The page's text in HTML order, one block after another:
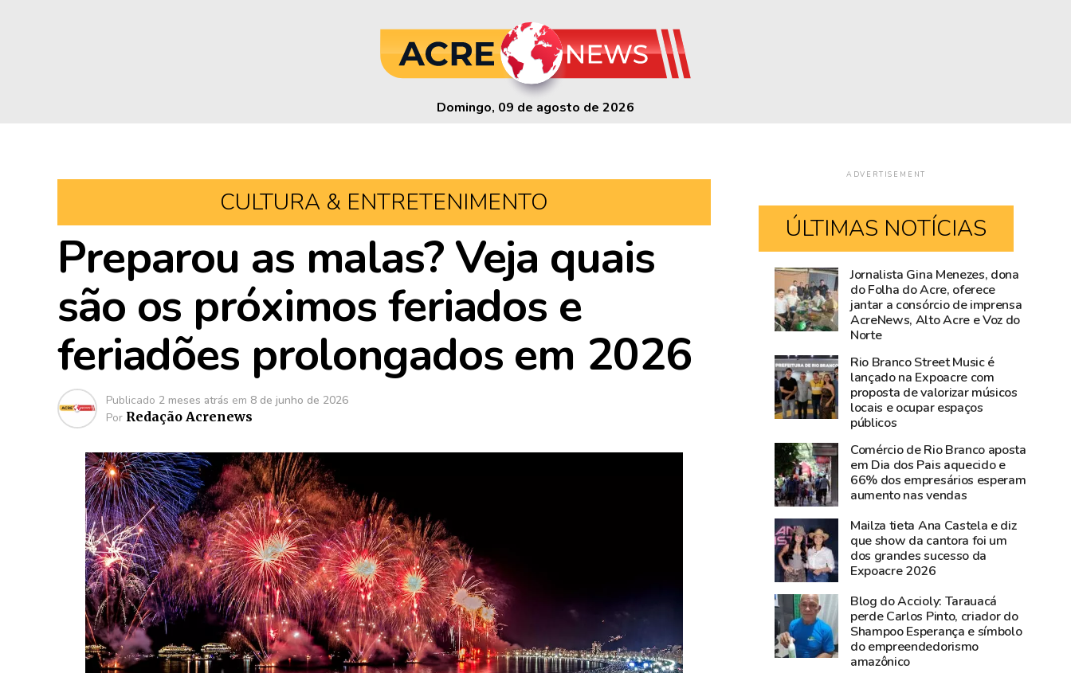
Domingo, 09 de agosto de 2026
CULTURA & ENTRETENIMENTO
Preparou as malas? Veja quais
são os próximos feriados e
feriadões prolongados em 2026
Publicado 2 meses atrás em 8 de junho de 2026
Por Redação Acrenews
ADVERTISEMENT
ÚLTIMAS NOTÍCIAS
Acre
fica
sem
193
181
neste
sábado
por
instabilidade
técnica
Fiscalização
da
Prefeitura
Rio
Branco
acompanha
animais
todos
dias
usa
drones
na
Expoacre
Jornalista Gina Menezes, dona
do Folha do Acre, oferece
jantar a consórcio de imprensa
AcreNews, Alto Acre e Voz do
Norte
Rio Branco Street Music é
lançado na Expoacre com
proposta de valorizar músicos
locais e ocupar espaços
públicos
Comércio de Rio Branco aposta
em Dia dos Pais aquecido e
66% dos empresários esperam
aumento nas vendas
Mailza tieta Ana Castela e diz
que show da cantora foi um
dos grandes sucesso da
Expoacre 2026
Blog do Accioly: Tarauacá
perde Carlos Pinto, criador do
Shampoo Esperança e símbolo
do empreendedorismo
amazônico